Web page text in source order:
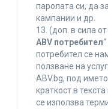
паролата си, да
кампании и др.
13. (доп. в сила
ABV потребител
потребител се
ползване на
ABV.bg, под
краткост в
се използва